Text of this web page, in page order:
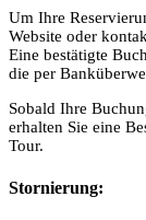
Um Ihre
Website oder
Eine bestätigte
die per
Sobald Ihre
erhalten Sie eine
Tour.
Stornierung: